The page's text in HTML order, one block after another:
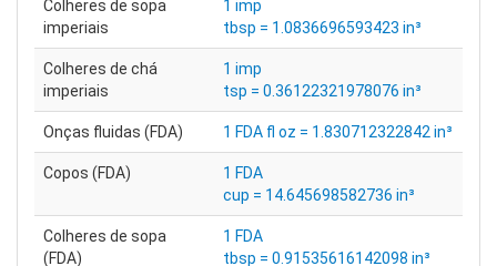
Colheres de sopa
imperiais
1 imp
tbsp = 1.0836696593423 in³
Colheres de chá
imperiais
1 imp
tsp = 0.36122321978076 in³
Onças fluidas (FDA) 1 FDA fl oz = 1.830712322842 in³
Copos (FDA)
1 FDA
cup = 14.645698582736 in³
Colheres de sopa
(FDA)
1 FDA
tbsp = 0.91535616142098 in³